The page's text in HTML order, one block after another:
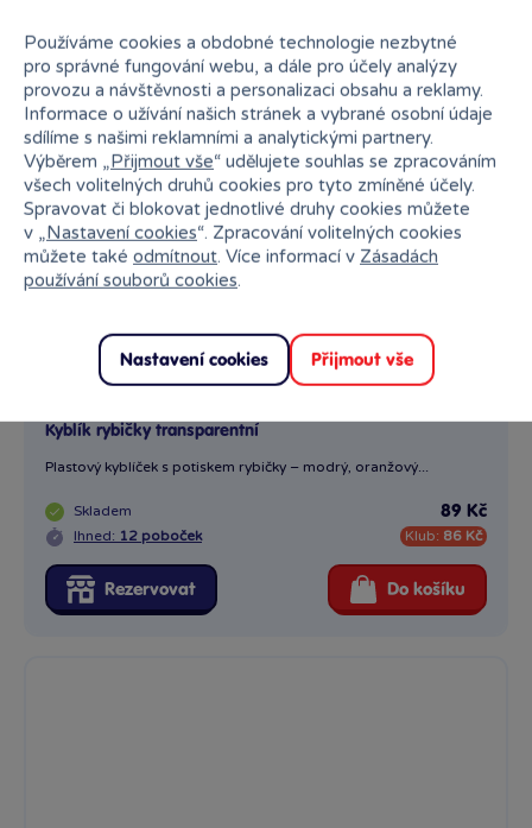
Kyblík rybičky transparentní
Plastový kyblíček s potiskem rybičky – modrý, oranžový...
Skladem
Ihned: 12 poboček
89 Kč
Klub: 86 Kč
Rezervovat Do košíku
Používáme cookies a obdobné technologie nezbytné
pro správné fungování webu, a dále pro účely analýzy
provozu a návštěvnosti a personalizaci obsahu a reklamy.
Informace o užívání našich stránek a vybrané osobní údaje
sdílíme s našimi reklamními a analytickými partnery.
Výběrem „Přijmout vše“ udělujete souhlas se zpracováním
všech volitelných druhů cookies pro tyto zmíněné účely.
Spravovat či blokovat jednotlivé druhy cookies můžete
v „Nastavení cookies“. Zpracování volitelných cookies
můžete také odmítnout. Více informací v Zásadách
používání souborů cookies.
Nastavení cookies Přijmout vše